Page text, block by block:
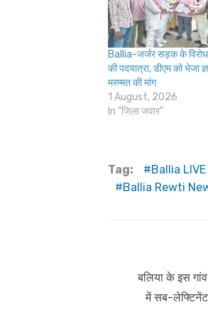
Ballia-जर्जर सड़क के विरोध
की पदयात्रा, डीएम को भेजा
मरम्मत की मांग
1 August, 2026
In "जिला जवार"
Tag: Ballia LIVE
Ballia Rewti
navigation
Previous
post:
बलिया के इस गांव
में सब-